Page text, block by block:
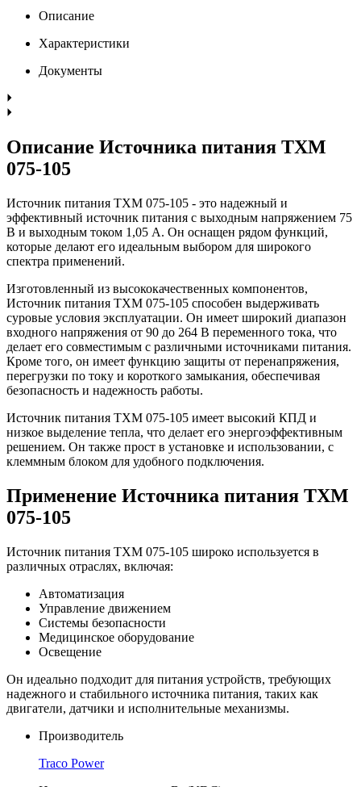
Описание
Характеристики
Документы
Описание Источника питания TXM
075-105
Источник питания TXM 075-105 - это надежный и
эффективный источник питания с выходным напряжением 75
В и выходным током 1,05 А. Он оснащен рядом функций,
которые делают его идеальным выбором для широкого
спектра применений.
Изготовленный из высококачественных компонентов,
Источник питания TXM 075-105 способен выдерживать
суровые условия эксплуатации. Он имеет широкий диапазон
входного напряжения от 90 до 264 В переменного тока, что
делает его совместимым с различными источниками питания.
Кроме того, он имеет функцию защиты от перенапряжения,
перегрузки по току и короткого замыкания, обеспечивая
безопасность и надежность работы.
Источник питания TXM 075-105 имеет высокий КПД и
низкое выделение тепла, что делает его энергоэффективным
решением. Он также прост в установке и использовании, с
клеммным блоком для удобного подключения.
Применение Источника питания TXM
075-105
Источник питания TXM 075-105 широко используется в
различных отраслях, включая:
Автоматизация
Управление движением
Системы безопасности
Медицинское оборудование
Освещение
Он идеально подходит для питания устройств, требующих
надежного и стабильного источника питания, таких как
двигатели, датчики и исполнительные механизмы.
Производитель
Traco Power